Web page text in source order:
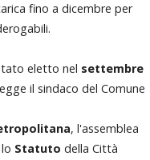
fino a dicembre per
eletto nel settembre
il sindaco del Comune
, l'assemblea
Statuto della Città